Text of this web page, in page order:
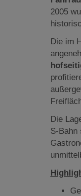
2005
Die im
Die
S-Bahn